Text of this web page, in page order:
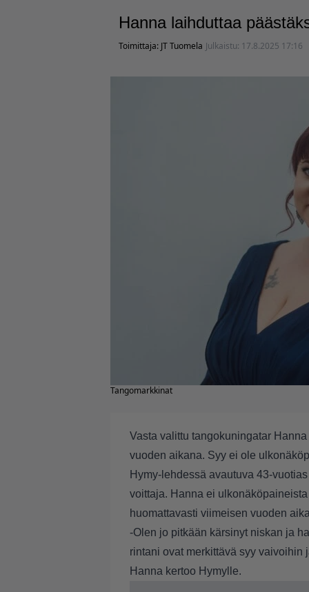
Hanna laihduttaa
Toimittaja: JT Tuomela Julkaistu: 17.8.2025 17:16
Tangomarkkinat
Vasta valittu tangokuningatar
vuoden aikana. Syy ei ole
Hymy-lehdessä avautuva 43-
voittaja. Hanna ei
huomattavasti viimeisen vuoden
-Olen jo pitkään kärsinyt niskan ja
rintani ovat merkittävä syy
Hanna kertoo Hymylle.